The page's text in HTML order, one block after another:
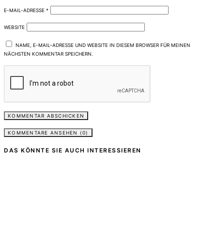
E-MAIL-ADRESSE *
WEBSITE
NAME, E-MAIL-ADRESSE UND WEBSITE IN DIESEM BROWSER FÜR MEINEN
NÄCHSTEN KOMMENTAR SPEICHERN.
KOMMENTARE ANSEHEN (0)
DAS KÖNNTE SIE AUCH INTERESSIEREN